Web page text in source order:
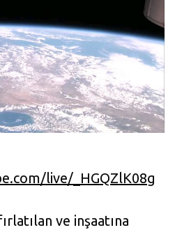
live/_HGQZlK08g
ve inşaatına